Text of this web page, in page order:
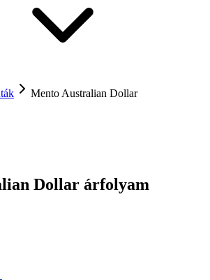
Mento Australian Dollar
Dollar árfolyam